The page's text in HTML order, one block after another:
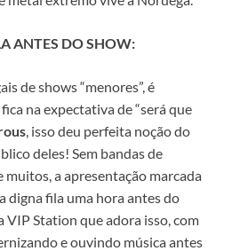
ANTES DO SHOW:
de shows “menores”, é
na expectativa de “será que
, isso deu perfeita noção do
deles! Sem bandas de
muitos, a apresentação marcada
digna fila uma hora antes do
VIP Station que adora isso, com
e ouvindo música antes